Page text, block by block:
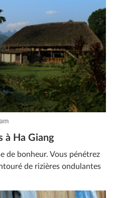
à Ha Giang
de bonheur. Vous pénétrez
de rizières ondulantes